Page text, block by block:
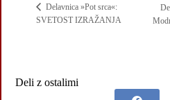
Delavnica »Pot srca«:
SVETOST IZRAŽANJA
Deli z ostalimi